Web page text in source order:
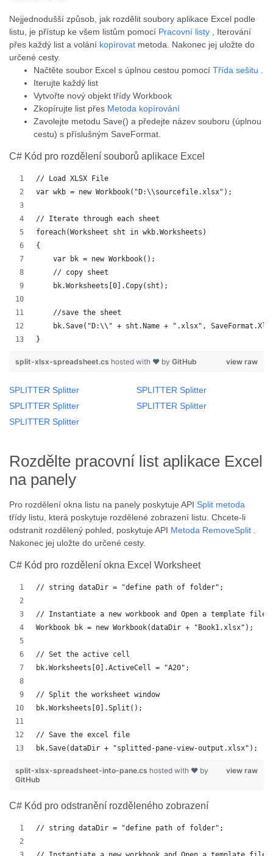
Nejjednodušší způsob, jak rozdělit soubory aplikace Excel podle
listu, je přístup ke všem listům pomocí Pracovní listy , Iterování
přes každý list a volání kopírovat metoda. Nakonec jej uložte do
určené cesty.
Načtěte soubor Excel s úplnou cestou pomocí Třída sešitu
Iterujte každý list
Vytvořte nový objekt třídy Workbook
Zkopírujte list přes Metoda kopírování
Zavolejte metodu Save() a předejte název souboru (úplnou
cestu) s příslušným SaveFormat.
C# Kód pro rozdělení souborů aplikace Excel
// Load XLSX File
var wkb = new Workbook("D:\\sourcefile.xlsx");
// Iterate through each sheet
foreach(Worksheet sht in wkb.Worksheets)
{
    var bk = new Workbook();
    // copy sheet
    bk.Worksheets[0].Copy(sht);
    //save the sheet
bk.Save("D:\\" + sht.Name + ".xlsx",
}
view raw
split-xlsx-spreadsheet.cs hosted with ❤ by GitHub
SPLITTER Splitter
SPLITTER Splitter
SPLITTER Splitter
SPLITTER Splitter
SPLITTER Splitter
Rozdělte pracovní list aplikace Excel
na panely
Pro rozdělení okna listu na panely poskytuje API Split metoda
třídy listu, která poskytuje rozdělené zobrazení listu. Chcete-li
odstranit rozdělený pohled, poskytuje API Metoda RemoveSplit
Nakonec jej uložte do určené cesty.
C# Kód pro rozdělení okna Excel Worksheet
// string dataDir = "define path of folder";
// Instantiate a new workbook and Open a template file
Workbook bk = new Workbook(dataDir + "Book1.xlsx");
// Set the active cell
bk.Worksheets[0].ActiveCell = "A20";
// Split the worksheet window
bk.Worksheets[0].Split();
// Save the excel file
bk.Save(dataDir + "splitted-pane-view-output.xlsx");
view raw
split-xlsx-spreadsheet-into-pane.cs hosted with ❤ by
GitHub
C# Kód pro odstranění rozděleného zobrazení
// string dataDir = "define path of folder";